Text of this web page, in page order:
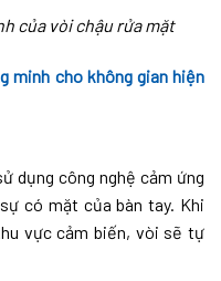
của vòi chậu rửa mặt
minh cho không gian hiện
dụng công nghệ cảm ứng
có mặt của bàn tay. Khi
vực cảm biến, vòi sẽ tự